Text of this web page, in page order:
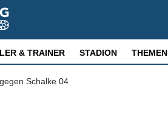
& TRAINER STADION THEMEN
Schalke 04